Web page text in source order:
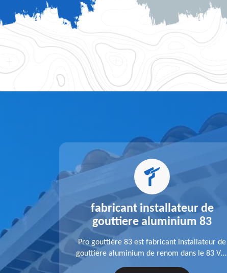
83
ses
Var,
fabricant installateur de
gouttiere aluminium 83
Pro gouttière 83 est fabricant installateur de
gouttiere aluminium de renom dans le 83 Var.